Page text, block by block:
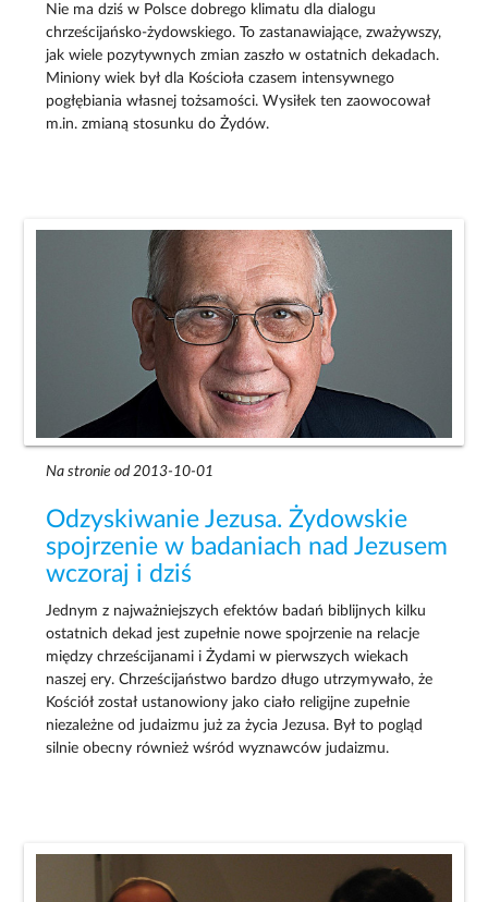
Nie ma dziś w Polsce dobrego klimatu dla dialogu
chrześcijańsko-żydowskiego. To zastanawiające, zważywszy,
jak wiele pozytywnych zmian zaszło w ostatnich dekadach.
Miniony wiek był dla Kościoła czasem intensywnego
pogłębiania własnej tożsamości. Wysiłek ten zaowocował
m.in. zmianą stosunku do Żydów.
Na stronie od 2013-10-01
Odzyskiwanie Jezusa. Żydowskie
spojrzenie w badaniach nad Jezusem
wczoraj i dziś
Jednym z najważniejszych efektów badań biblijnych kilku
ostatnich dekad jest zupełnie nowe spojrzenie na relacje
między chrześcijanami i Żydami w pierwszych wiekach
naszej ery. Chrześcijaństwo bardzo długo utrzymywało, że
Kościół został ustanowiony jako ciało religijne zupełnie
niezależne od judaizmu już za życia Jezusa. Był to pogląd
silnie obecny również wśród wyznawców judaizmu.